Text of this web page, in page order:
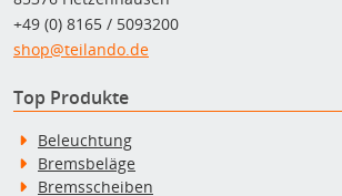
+49 (0) 8165 / 5093200
shop@teilando.de
Top Produkte
Beleuchtung
Bremsbeläge
Bremsscheiben